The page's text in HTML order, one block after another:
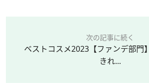
次の記事に続く
ベストコスメ2023【ファンデ部門
きれ...